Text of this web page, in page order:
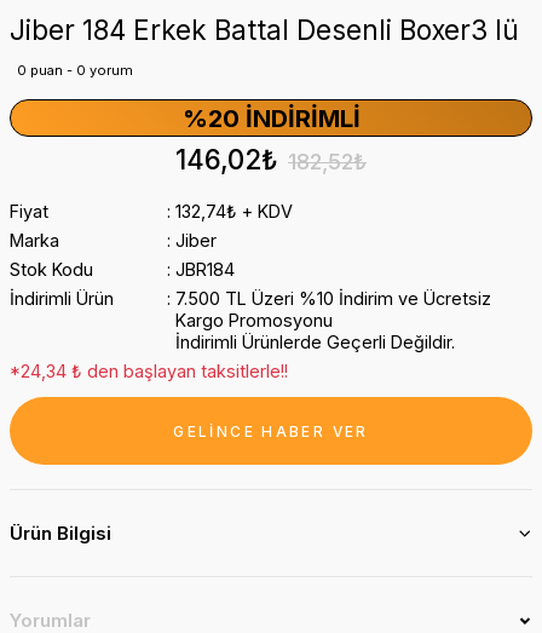
Jiber 184 Erkek Battal Desenli Boxer3 lü
0 puan - 0 yorum
%20 İNDIRIMLI
146,02₺ 182,52₺
Fiyat
132,74₺ + KDV
Marka
Jiber
Stok Kodu
JBR184
İndirimli Ürün
7.500 TL Üzeri %10 İndirim ve Ücretsiz
Kargo Promosyonu
İndirimli Ürünlerde Geçerli Değildir.
*24,34 ₺ den başlayan taksitlerle!!
GELİNCE HABER VER
Ürün Bilgisi
Yorumlar